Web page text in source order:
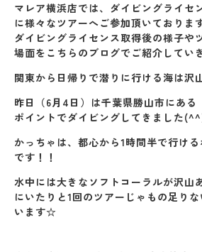
マレア横浜店では、ダイビングライセ
に様々なツアーへご参加頂いておりま
ダイビングライセンス取得後の様子や
場面をこちらのブログでご紹介してい
関東から日帰りで潜りに行ける海は沢
昨日（6月4日）は千葉県勝山市にある
ポイントでダイビングしてきました
かっちゃは、都心から1時間半で行け
です！！
水中には大きなソフトコーラルが沢山
にいたりと1回のツアーじゃもの足り
います☆